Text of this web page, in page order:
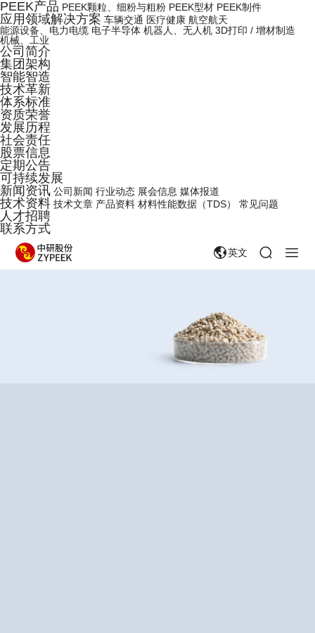
PEEK产品 PEEK颗粒、细粉与粗粉 PEEK型材 PEEK制件
应用领域解决方案 车辆交通 医疗健康 航空航天
能源设备、电力电缆 电子半导体 机器人、无人机 3D打印 / 增材制造
机械、工业
公司简介
集团架构
智能智造
技术革新
体系标准
资质荣誉
发展历程
社会责任
股票信息
定期公告
可持续发展
新闻资讯 公司新闻 行业动态 展会信息 媒体报道
技术资料 技术文章 产品资料 材料性能数据（TDS） 常见问题
人才招聘
联系方式
英文